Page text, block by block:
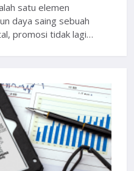
satu elemen
daya saing sebuah
promosi tidak lagi…